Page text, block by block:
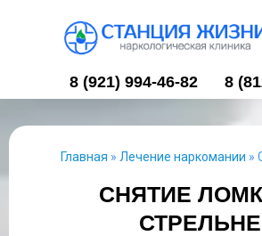
8 (921) 994-46-82 8
Главная » Лечение наркомании »
СНЯТИЕ
СТРЕЛЬНЕ